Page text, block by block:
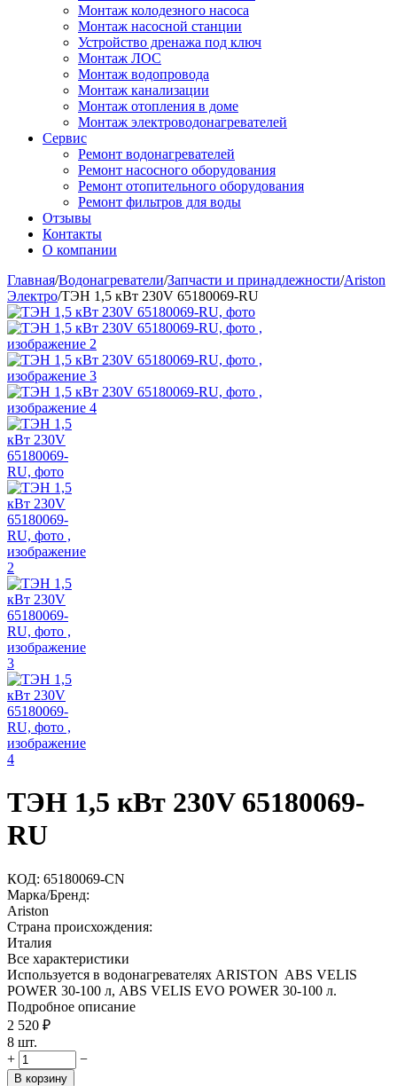
Монтаж колодезного насоса
Монтаж насосной станции
Устройство дренажа под ключ
Монтаж ЛОС
Монтаж водопровода
Монтаж канализации
Монтаж отопления в доме
Монтаж электроводонагревателей
Сервис
Ремонт водонагревателей
Ремонт насосного оборудования
Ремонт отопительного оборудования
Ремонт фильтров для воды
Отзывы
Контакты
О компании
Главная/Водонагреватели/Запчасти и принадлежности/Ariston
Электро/ТЭН 1,5 кВт 230V 65180069-RU
ТЭН 1,5 кВт 230V 65180069-
RU
КОД: 65180069-CN
Марка/Бренд:
Ariston
Страна происхождения:
Италия
Все характеристики
Используется в водонагревателях ARISTON ABS VELIS
POWER 30-100 л, ABS VELIS EVO POWER 30-100 л.
Подробное описание
2 520 ₽
8 шт.
+
−
В корзину